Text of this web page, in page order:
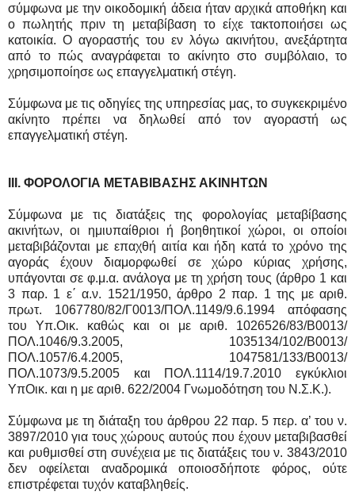
σύμφωνα με την οικοδομική άδεια ήταν αρχικά αποθήκη και
ο πωλητής πριν τη μεταβίβαση το είχε τακτοποιήσει ως
κατοικία. Ο αγοραστής του εν λόγω ακινήτου, ανεξάρτητα
από το πώς αναγράφεται το ακίνητο στο συμβόλαιο, το
χρησιμοποίησε ως επαγγελματική στέγη.
Σύμφωνα με τις οδηγίες της υπηρεσίας μας, το συγκεκριμένο
ακίνητο πρέπει να δηλωθεί από τον αγοραστή ως
επαγγελματική στέγη.
ΙΙΙ. ΦΟΡΟΛΟΓΙΑ ΜΕΤΑΒΙΒΑΣΗΣ ΑΚΙΝΗΤΩΝ
Σύμφωνα με τις διατάξεις της φορολογίας μεταβίβασης
ακινήτων, οι ημιυπαίθριοι ή βοηθητικοί χώροι, οι οποίοι
μεταβιβάζονται με επαχθή αιτία και ήδη κατά το χρόνο της
αγοράς έχουν διαμορφωθεί σε χώρο κύριας χρήσης,
υπάγονται σε φ.μ.α. ανάλογα με τη χρήση τους (άρθρο 1 και
3 παρ. 1 ε΄ α.ν. 1521/1950, άρθρο 2 παρ. 1 της με αριθ.
πρωτ. 1067780/82/Γ0013/ΠΟΛ.1149/9.6.1994 απόφασης
του Υπ.Οικ. καθώς και οι με αριθ. 1026526/83/Β0013/
ΠΟΛ.1046/9.3.2005, 1035134/102/Β0013/
ΠΟΛ.1057/6.4.2005, 1047581/133/Β0013/
ΠΟΛ.1073/9.5.2005 και ΠΟΛ.1114/19.7.2010 εγκύκλιοι
ΥπΟικ. και η με αριθ. 622/2004 Γνωμοδότηση του Ν.Σ.Κ.).
Σύμφωνα με τη διάταξη του άρθρου 22 παρ. 5 περ. α’ του ν.
3897/2010 για τους χώρους αυτούς που έχουν μεταβιβασθεί
και ρυθμισθεί στη συνέχεια με τις διατάξεις του ν. 3843/2010
δεν οφείλεται αναδρομικά οποιοσδήποτε φόρος, ούτε
επιστρέφεται τυχόν καταβληθείς.